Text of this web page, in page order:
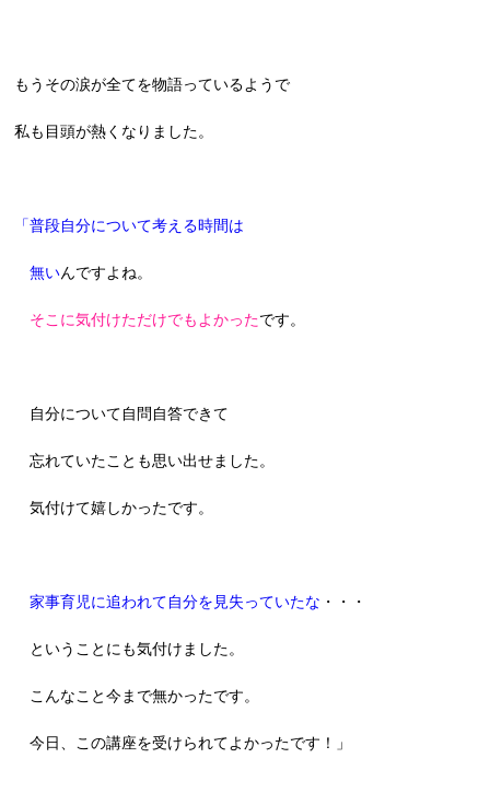
もうその涙が全てを物語っているようで
私も目頭が熱くなりました。
「普段自分について考える時間は
無いんですよね。
そこに気付けただけでもよかったです。
自分について自問自答できて
忘れていたことも思い出せました。
気付けて嬉しかったです。
家事育児に追われて自分を見失っていたな ・・・
ということにも気付けました。
こんなこと今まで無かったです。
今日、この講座を受けられてよかったです！」